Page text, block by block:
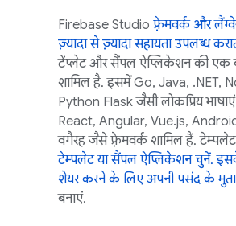
Firebase Studio फ़्रेमवर्क और
ज़्यादा से ज़्यादा सहायता उपलब्ध
टेंप्लेट और सैंपल ऐप्लिकेशन की एक
शामिल है. इसमें Go, Java, .NET,
Python Flask जैसी लोकप्रिय
React, Angular, Vue.js,
वगैरह जैसे फ़्रेमवर्क शामिल हैं.
टेम्पलेट या सैंपल ऐप्लिकेशन चुनें.
शेयर करने के लिए अपनी पसंद के
बनाएं.